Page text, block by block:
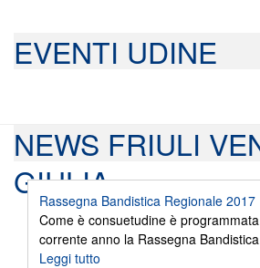
EVENTI UDINE
NEWS FRIULI
GIULIA
Rassegna Bandistica Regionale 2017
Come è consuetudine è
corrente anno la Rassegna
Leggi tutto